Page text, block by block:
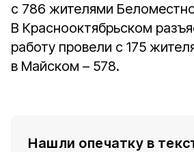
с 786 жителями
В Краснооктябрьском
работу провели с 175
в Майском – 578.
Нашли опечатку в